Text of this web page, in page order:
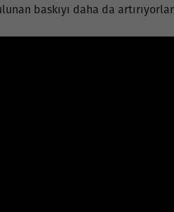
baskıyı daha da